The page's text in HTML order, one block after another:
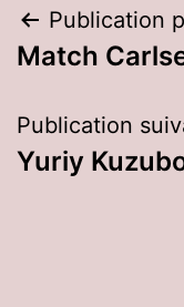
de
l’article
Publication
Match
Publication
Yuriy